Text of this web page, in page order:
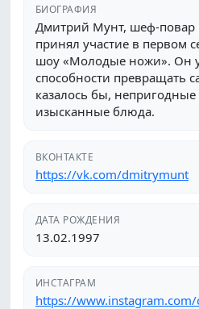
БИОГРАФИЯ
Дмитрий Мунт, шеф-повар
принял участие в первом
шоу «Молодые ножи». Он
способности превращать
казалось бы,
изысканные блюда.
ВКОНТАКТЕ
https://vk.com/dmitrymunt
ДАТА РОЖДЕНИЯ
13.02.1997
ИНСТАГРАМ
https://